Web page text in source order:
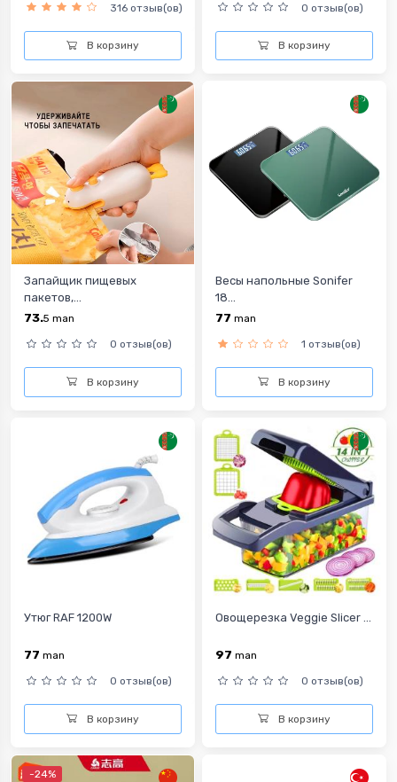
316 отзыв(ов)
В корзину
0 отзыв(ов)
В корзину
Запайщик пищевых
пакетов,...
73.5 man
0 отзыв(ов)
В корзину
Весы напольные Sonifer
18...
77 man
1 отзыв(ов)
В корзину
Утюг RAF 1200W
77 man
0 отзыв(ов)
В корзину
Овощерезка Veggie Slicer ...
97 man
0 отзыв(ов)
В корзину
-24%